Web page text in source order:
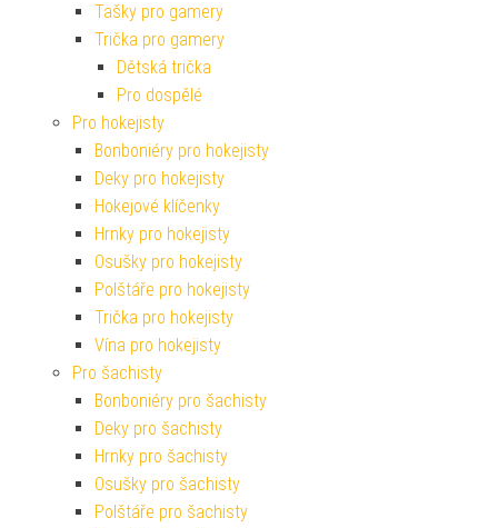
Tašky pro gamery
Trička pro gamery
Dětská trička
Pro dospělé
Pro hokejisty
Bonboniéry pro hokejisty
Deky pro hokejisty
Hokejové klíčenky
Hrnky pro hokejisty
Osušky pro hokejisty
Polštáře pro hokejisty
Trička pro hokejisty
Vína pro hokejisty
Pro šachisty
Bonboniéry pro šachisty
Deky pro šachisty
Hrnky pro šachisty
Osušky pro šachisty
Polštáře pro šachisty